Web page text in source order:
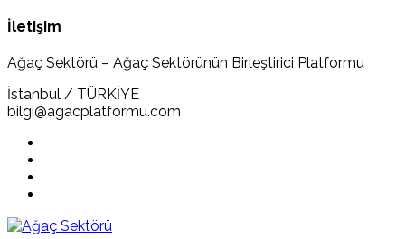
İletişim
Ağaç Sektörü – Ağaç Sektörünün Birleştirici Platformu
İstanbul / TÜRKİYE
bilgi@agacplatformu.com